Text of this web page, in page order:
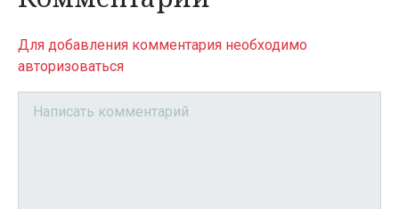
Для добавления комментария необходимо
авторизоваться